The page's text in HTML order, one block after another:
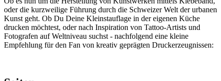
oder die kurzweilige Führung durch die Schweizer Welt der urbanen
Kunst geht. Ob Du Deine Kleinstauflage in der eigenen Küche
drucken möchtest, oder nach Inspiration von Tattoo-Artists und
Fotografen auf Weltniveau suchst - nachfolgend eine kleine
Empfehlung für den Fan von kreativ geprägten Druckerzeugnissen: